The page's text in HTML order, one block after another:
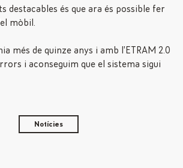
destacables és que ara és possible fer
mòbil.
més de quinze anys i amb l’ETRAM 2.0
i aconseguim que el sistema sigui
Notícies